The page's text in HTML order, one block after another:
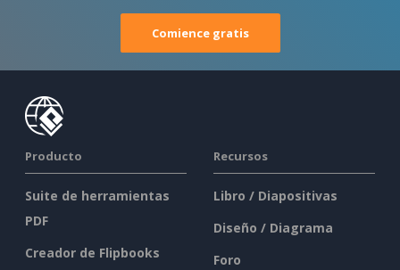
Comience gratis
Producto
Suite de herramientas
PDF
Creador de Flipbooks
Recursos
Libro / Diapositivas
Diseño / Diagrama
Foro